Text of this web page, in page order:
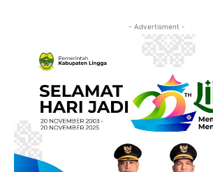
- Advertisment -